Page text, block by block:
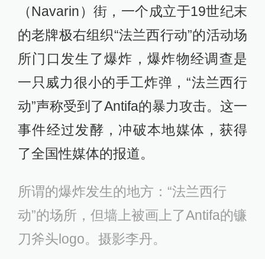
（Navarin）街，一个成立于19世纪末
的老牌极右组织“法兰西行动”的活动场
所门口发生了爆炸，爆炸物经调查是
一只威力很小的手工炸弹，“法兰西行
动”声称受到了Antifa的暴力攻击。这一
事件经过发酵，冲破本地媒体，获得
了全国性媒体的报道。
所谓的爆炸发生的地方：“法兰西行
动”的场所，但墙上被画上了Antifa的镰
刀斧头logo。摄影李丹。